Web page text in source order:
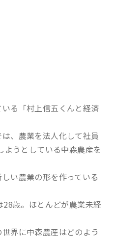
る「村上信五くんと経済
、農業を法人化して社員
うとしている中森農産を
い農業の形を作っている
歳。ほとんどが農業未経
界に中森農産はどのよう